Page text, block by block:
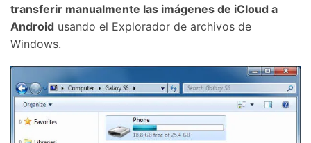
transferir manualmente las imágenes de iCloud a
Android usando el Explorador de archivos de
Windows.